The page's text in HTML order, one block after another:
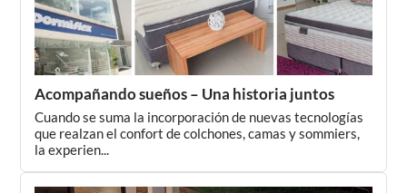
Acompañando sueños – Una historia juntos
Cuando se suma la incorporación de nuevas tecnologías
que realzan el confort de colchones, camas y sommiers,
la experien...